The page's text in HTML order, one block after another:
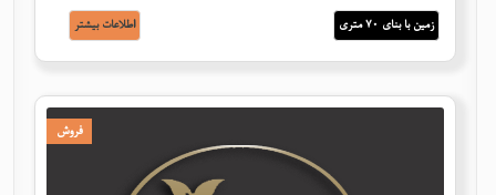
زمین با بنای 70 متری اطلاعات بيشتر
فروش